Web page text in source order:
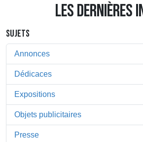
LES DERNIÈRES
SUJETS
Annonces
Dédicaces
Expositions
Objets publicitaires
Presse